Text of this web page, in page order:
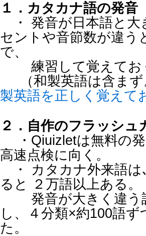
１．カタカナ語の発音
・ 発音が日本語と大
セントや音節数が違う
で、
練習して覚えてお
（和製英語は含ま
製英語を正しく覚えて
２．自作のフラッシ
・Qiuizletは無料の
高速点検に向く。
・ カタカナ外来語は
ると ２万語以上ある。
発音が大きく違う
し、４分類×約100語
た。